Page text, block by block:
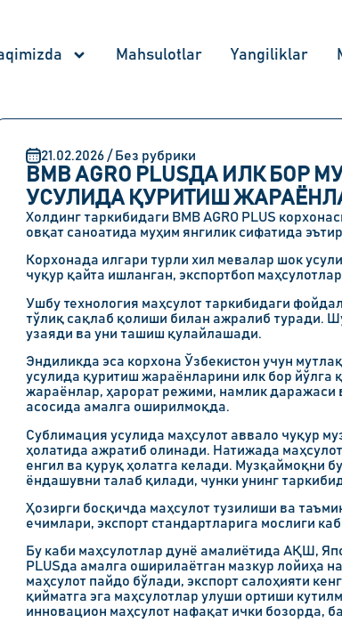
Mahsulotlar Yangiliklar
21.02.2026 / Без рубрики
BMB AGRO PLUSДА ИЛК
УСУЛИДА ҚУРИТИШ
Холдинг таркибидаги BMB AGRO PLUS
овқат саноатида муҳим янгилик сифатида
Корхонада илгари турли хил мевалар шок
чуқур қайта ишланган, экспортбоп
Ушбу технология маҳсулот таркибидаги
тўлиқ сақлаб қолиши билан ажралиб туради.
узаяди ва уни ташиш қулайлашади.
Эндиликда эса корхона Ўзбекистон учун
усулида қуритиш жараёнларини илк бор йўлга
жараёнлар, ҳарорат режими, намлик
асосида амалга оширилмоқда.
Сублимация усулида маҳсулот аввало чуқур
ҳолатида ажратиб олинади. Натижада
енгил ва қуруқ ҳолатга келади. Музқаймоқни
ёндашувни талаб қилади, чунки унинг
Ҳозирги босқичда маҳсулот тузилиши ва
ечимлари, экспорт стандартларига мослиги
Бу каби маҳсулотлар дунё амалиётида АҚШ,
PLUSда амалга оширилаётган мазкур лойиҳа
маҳсулот пайдо бўлади, экспорт салоҳияти
қийматга эга маҳсулотлар улуши ортиши
инновацион маҳсулот нафақат ички бозорда,